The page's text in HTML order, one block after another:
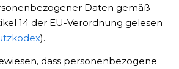
Daten gemäß
14 der EU-Verordnung gelesen
).
dass personenbezogene